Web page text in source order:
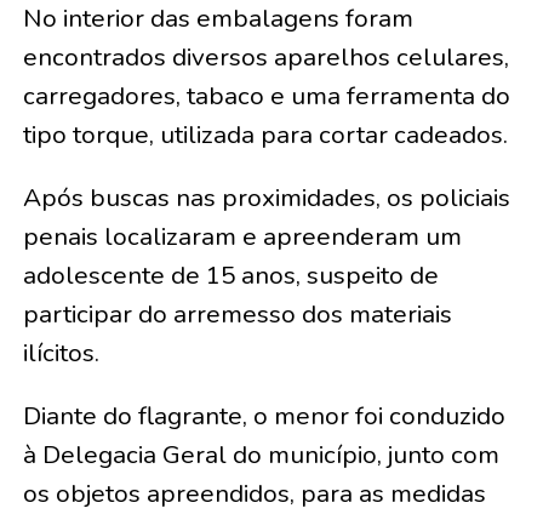
No interior das embalagens foram
encontrados diversos aparelhos celulares,
carregadores, tabaco e uma ferramenta do
tipo torque, utilizada para cortar cadeados.
Após buscas nas proximidades, os policiais
penais localizaram e apreenderam um
adolescente de 15 anos, suspeito de
participar do arremesso dos materiais
ilícitos.
Diante do flagrante, o menor foi conduzido
à Delegacia Geral do município, junto com
os objetos apreendidos, para as medidas